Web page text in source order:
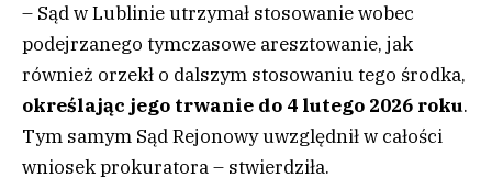
– Sąd w Lublinie utrzymał stosowanie wobec
podejrzanego tymczasowe aresztowanie, jak
również orzekł o dalszym stosowaniu tego środka,
określając jego trwanie do 4 lutego 2026 roku.
Tym samym Sąd Rejonowy uwzględnił w całości
wniosek prokuratora – stwierdziła.